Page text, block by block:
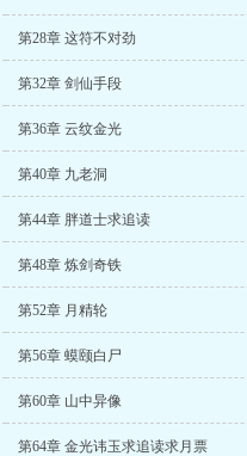
第28章 这符不对劲
第32章 剑仙手段
第36章 云纹金光
第40章 九老洞
第44章 胖道士求追读
第48章 炼剑奇铁
第52章 月精轮
第56章 蟆颐白尸
第60章 山中异像
第64章 金光讳玉求追读求月票